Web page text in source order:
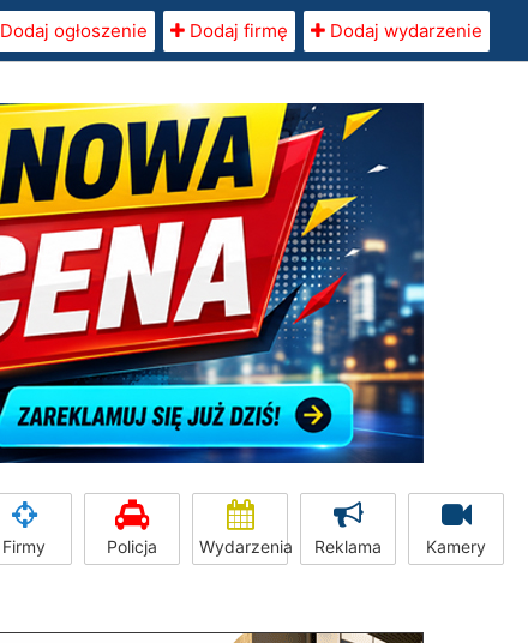
Dodaj ogłoszenie Dodaj firmę Dodaj wydarzenie
Firmy Policja Wydarzenia Reklama Kamery